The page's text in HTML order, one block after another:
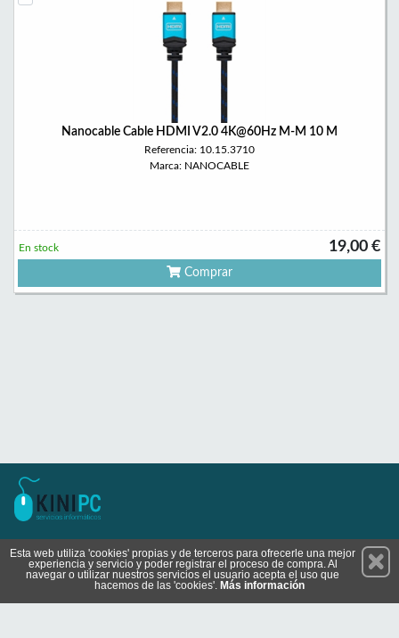
Nanocable Cable HDMI V2.0 4K@60Hz M-M 10 M
Referencia: 10.15.3710
Marca: NANOCABLE
19,00 €
En stock
Comprar
Suscríbete
Esta web utiliza 'cookies' propias y de terceros para ofrecerle una mejor
experiencia y servicio y poder registrar el proceso de compra. Al
navegar o utilizar nuestros servicios el usuario acepta el uso que
hacemos de las 'cookies'. Más información